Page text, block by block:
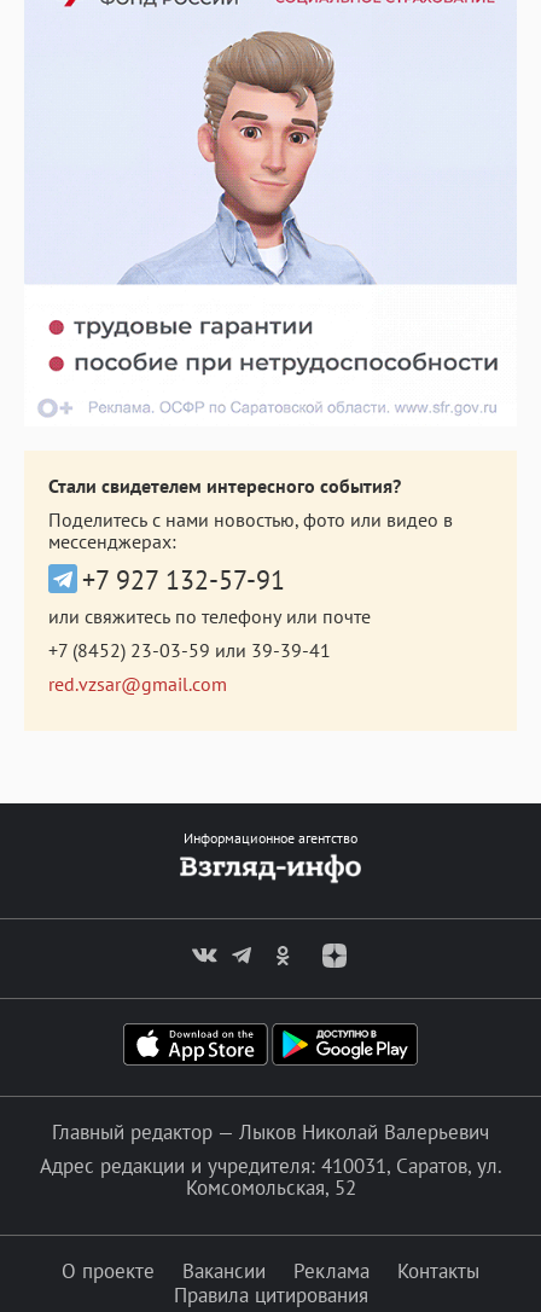
Стали свидетелем интересного события?
Поделитесь с нами новостью, фото или видео в
мессенджерах:
+7 927 132-57-91
или свяжитесь по телефону или почте
+7 (8452) 23-03-59 или 39-39-41
red.vzsar@gmail.com
Информационное агентство
Главный редактор — Лыков Николай Валерьевич
Адрес редакции и учредителя: 410031, Саратов, ул.
Комсомольская, 52
О проекте Вакансии Реклама
Контакты
Правила цитирования